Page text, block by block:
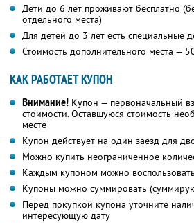
Дети до 6 лет проживают бесплатно
отдельного места)
Для детей до 3 лет есть специальные
Стоимость дополнительного места —
КАК РАБОТАЕТ КУПОН
Внимание! Купон — первоначальный
стоимости. Оставшуюся стоимость
месте
Купон действует на один заезд для
Можно купить неограниченное
Каждым купоном можно
Купоны можно суммировать
Перед покупкой купона уточните
интересующую дату